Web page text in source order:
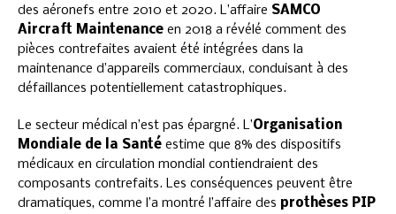
des aéronefs entre 2010 et 2020. L’affaire SAMCO
Aircraft Maintenance en 2018 a révélé comment des
pièces contrefaites avaient été intégrées dans la
maintenance d’appareils commerciaux, conduisant à des
défaillances potentiellement catastrophiques.
Le secteur médical n’est pas épargné. L’Organisation
Mondiale de la Santé estime que 8% des dispositifs
médicaux en circulation mondial contiendraient des
composants contrefaits. Les conséquences peuvent être
dramatiques, comme l’a montré l’affaire des prothèses PIP